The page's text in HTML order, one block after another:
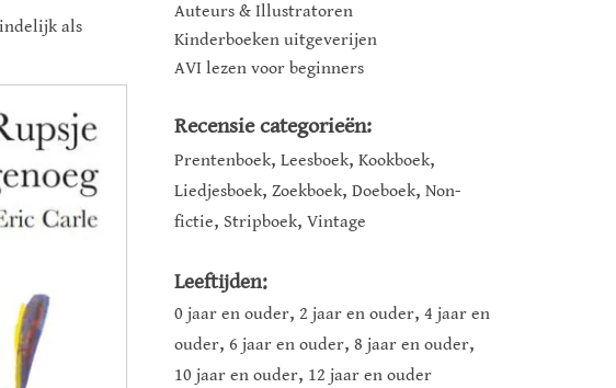
als
Auteurs & Illustratoren
Kinderboeken uitgeverijen
AVI lezen voor beginners
Recensie categorieën:
Prentenboek, Leesboek, Kookboek,
Liedjesboek, Zoekboek, Doeboek, Non-
fictie, Stripboek, Vintage
Leeftijden:
0 jaar en ouder, 2 jaar en ouder, 4 jaar en
ouder, 6 jaar en ouder, 8 jaar en ouder,
10 jaar en ouder, 12 jaar en ouder